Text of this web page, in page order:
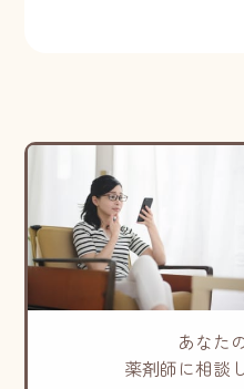
あなた
薬剤師に相談